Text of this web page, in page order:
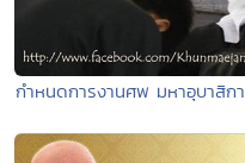
กำหนดการงานศพ มหาอุบาสิ